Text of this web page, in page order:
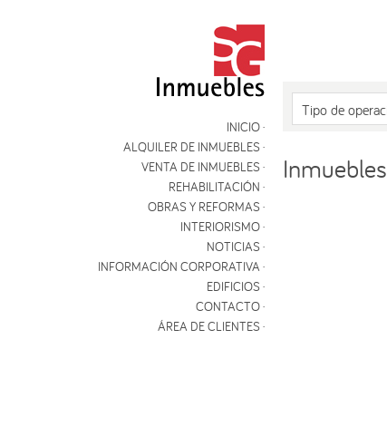
INICIO
ALQUILER DE INMUEBLES
VENTA DE INMUEBLES
REHABILITACIÓN
OBRAS Y REFORMAS
INTERIORISMO
NOTICIAS
INFORMACIÓN CORPORATIVA
EDIFICIOS
CONTACTO
ÁREA DE CLIENTES
Inmuebles